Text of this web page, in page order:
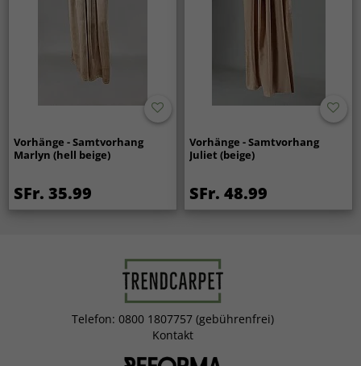
Vorhänge - Samtvorhang
Marlyn (hell beige)
SFr. 35.99
Vorhänge - Samtvorhang
Juliet (beige)
SFr. 48.99
Telefon: 0800 1807757 (gebührenfrei)
Kontakt